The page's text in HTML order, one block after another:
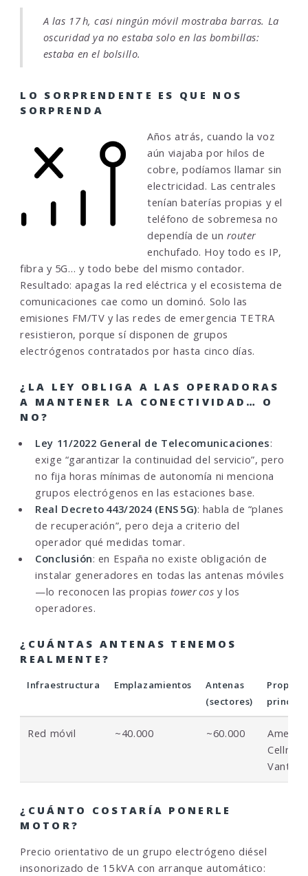
A las 17 h, casi ningún móvil mostraba barras. La
oscuridad ya no estaba solo en las bombillas:
estaba en el bolsillo.
LO SORPRENDENTE ES QUE NOS
SORPRENDA
Años atrás, cuando la voz
aún viajaba por hilos de
cobre, podíamos llamar sin
electricidad. Las centrales
tenían baterías propias y el
teléfono de sobremesa no
dependía de un router
enchufado. Hoy todo es IP,
fibra y 5G… y todo bebe del mismo contador.
Resultado: apagas la red eléctrica y el ecosistema de
comunicaciones cae como un dominó. Solo las
emisiones FM/TV y las redes de emergencia TETRA
resistieron, porque sí disponen de grupos
electrógenos contratados por hasta cinco días.
¿LA LEY OBLIGA A LAS OPERADORAS
A MANTENER LA CONECTIVIDAD… O
NO?
Ley 11/2022 General de Telecomunicaciones:
exige “garantizar la continuidad del servicio”, pero
no fija horas mínimas de autonomía ni menciona
grupos electrógenos en las estaciones base.
Real Decreto 443/2024 (ENS 5G): habla de “planes
de recuperación”, pero deja a criterio del
operador qué medidas tomar.
Conclusión: en España no existe obligación de
instalar generadores en todas las antenas móviles
—lo reconocen las propias tower cos y los
operadores.
¿CUÁNTAS ANTENAS TENEMOS
REALMENTE?
Infraestructura Emplazamientos
Antenas
(sectores)
Red móvil ~40.000 ~60.000
Cellnex,
¿CUÁNTO COSTARÍA PONERLE
MOTOR?
Precio orientativo de un grupo electrógeno diésel
insonorizado de 15 kVA con arranque automático: